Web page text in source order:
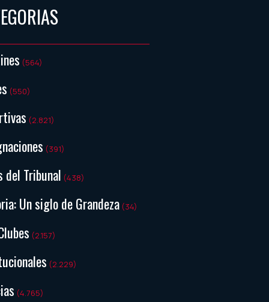
(564)
(550)
(2.821)
(391)
del Tribunal (438)
Un siglo de Grandeza (34)
(2.157)
(2.229)
(4.765)